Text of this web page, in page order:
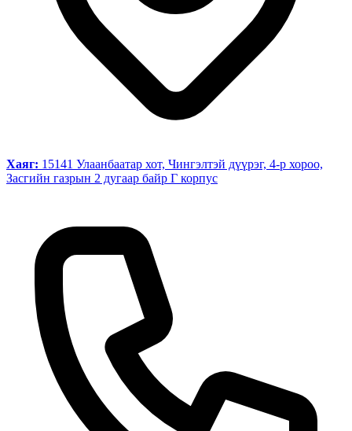
Хаяг: 15141 Улаанбаатар хот, Чингэлтэй дүүрэг, 4-р хороо,
Засгийн газрын 2 дугаар байр Г корпус